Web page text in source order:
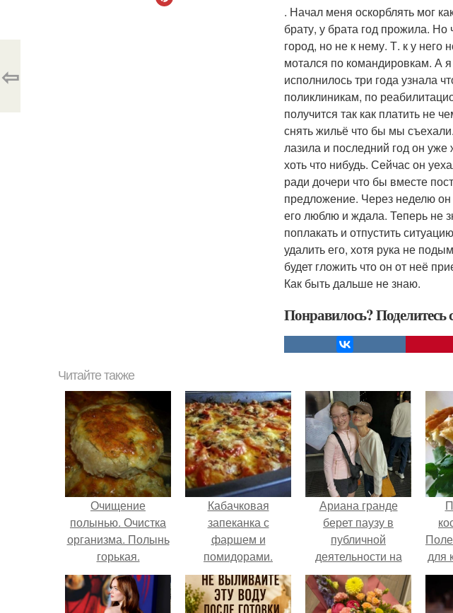
. Начал меня оскорблять мог
брату, у брата год прожила.
город, но не к нему. Т. к у него
мотался по командировкам. А
исполнилось три года узнала
поликлиникам, по
получится так как платить не
снять жильё что бы мы
лазила и последний год он
хоть что нибудь. Сейчас он
ради дочери что бы вместе
предложение. Через неделю
его люблю и ждала. Теперь не
поплакать и отпустить
удалить его, хотя рука не
будет гложить что он от неё
Как быть дальше не знаю.
Понравилось? Поделитесь
⇦
Читайте также
Очищение
полынью. Очистка
организма. Полынь
горькая.
Кабачковая
запеканка с
фаршем и
помидорами.
Ариана гранде
берет паузу в
публичной
деятельности на
фоне слухов о
своем здоровье.
для